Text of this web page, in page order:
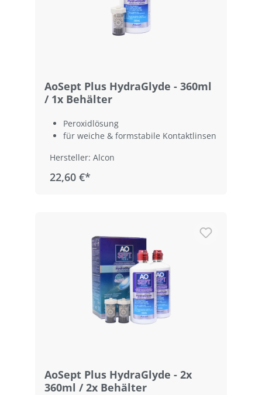
AoSept Plus HydraGlyde - 360ml
/ 1x Behälter
Peroxidlösung
für weiche & formstabile Kontaktlinsen
Hersteller: Alcon
22,60 €*
AoSept Plus HydraGlyde - 2x
360ml / 2x Behälter